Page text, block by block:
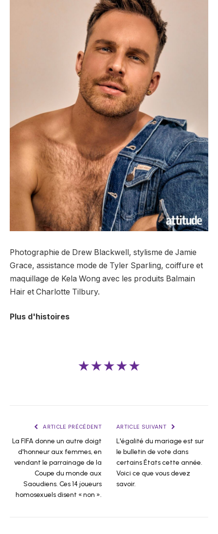
Photographie de Drew Blackwell, stylisme de Jamie
Grace, assistance mode de Tyler Sparling, coiffure et
maquillage de Kela Wong avec les produits Balmain
Hair et Charlotte Tilbury.
Plus d'histoires
★★★★★
ARTICLE PRÉCÉDENT
La FIFA donne un autre doigt
d'honneur aux femmes, en
vendant le parrainage de la
Coupe du monde aux
Saoudiens. Ces 14 joueurs
homosexuels disent « non ».
ARTICLE SUIVANT
L'égalité du mariage est sur
le bulletin de vote dans
certains États cette année.
Voici ce que vous devez
savoir.